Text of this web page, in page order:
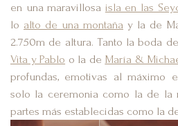
en una maravillosa isla en las
lo alto de una montaña y la de
2.750m de altura. Tanto la boda de
Vita y Pablo o la de María &
profundas, emotivas al máximo
solo la ceremonia como la de la
partes más establecidas como la